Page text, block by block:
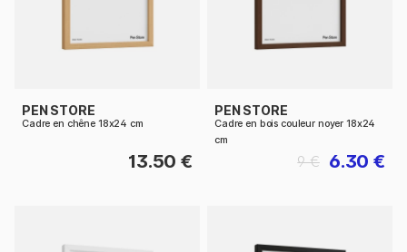
PEN STORE
Cadre en chêne 18x24 cm
13.50 €
PEN STORE
Cadre en bois couleur noyer 18x24
cm
6.30 €
9 €